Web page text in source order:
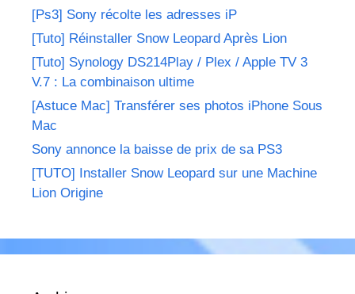
[Ps3] Sony récolte les adresses iP
[Tuto] Réinstaller Snow Leopard Après Lion
[Tuto] Synology DS214Play / Plex / Apple TV 3
V.7 : La combinaison ultime
[Astuce Mac] Transférer ses photos iPhone Sous
Mac
Sony annonce la baisse de prix de sa PS3
[TUTO] Installer Snow Leopard sur une Machine
Lion Origine